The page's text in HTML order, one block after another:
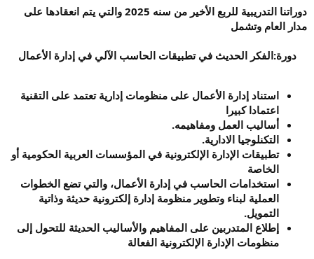
دوراتنا التدريبية للربع الأخير من سنه 2025 والتي يتم انعقادها على
مدار العام وتشمل
دورة:الفكر الحديث في تطبيقات الحاسب الآلي في إدارة الأعمال
استناد إدارة الأعمال على منظومات إدارية تعتمد على التقنية
اعتمادا كبيرا
أساليب العمل ومفاهيمه.
التكنلوجيا الادارية.
تطبيقات الإدارة الإلكترونية في المؤسسات العربية الحكومية أو
الخاصة
استخدامات الحاسب في إدارة الأعمال، والتي تضع الخطوات
العملية لبناء وتطوير منظومة إدارة إلكترونية حديثة وذاتية
التمويل.
إطلاع المتدربين على المفاهيم والأساليب الحديثة للتحول إلى
منظومات الإدارة الإلكترونية الفعالة